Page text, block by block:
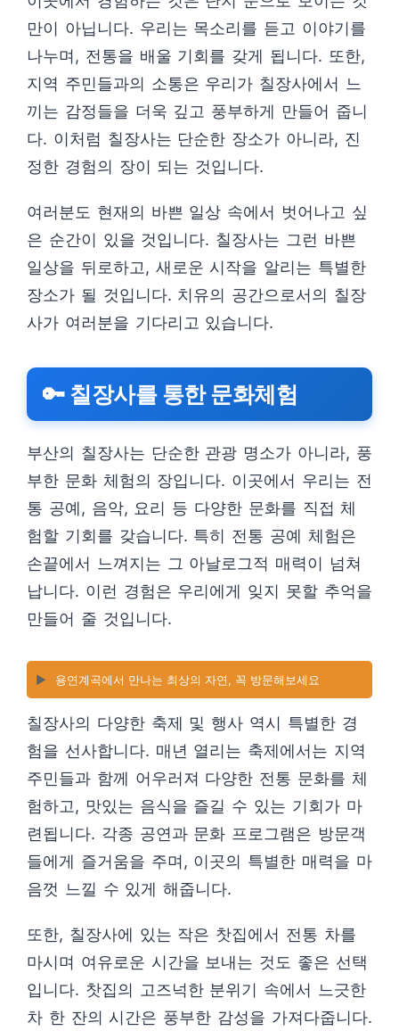
만이 아닙니다. 우리는 목소리를 듣고 이야기를
나누며, 전통을 배울 기회를 갖게 됩니다. 또한,
지역 주민들과의 소통은 우리가 칠장사에서 느
끼는 감정들을 더욱 깊고 풍부하게 만들어 줍니
다. 이처럼 칠장사는 단순한 장소가 아니라, 진
정한 경험의 장이 되는 것입니다.
여러분도 현재의 바쁜 일상 속에서 벗어나고 싶
은 순간이 있을 것입니다. 칠장사는 그런 바쁜
일상을 뒤로하고, 새로운 시작을 알리는 특별한
장소가 될 것입니다. 치유의 공간으로서의 칠장
사가 여러분을 기다리고 있습니다.
🔑 칠장사를 통한 문화체험
부산의 칠장사는 단순한 관광 명소가 아니라, 풍
부한 문화 체험의 장입니다. 이곳에서 우리는 전
통 공예, 음악, 요리 등 다양한 문화를 직접 체
험할 기회를 갖습니다. 특히 전통 공예 체험은
손끝에서 느껴지는 그 아날로그적 매력이 넘쳐
납니다. 이런 경험은 우리에게 잊지 못할 추억을
만들어 줄 것입니다.
▶️ 용연계곡에서 만나는 최상의 자연, 꼭 방문해보세요
칠장사의 다양한 축제 및 행사 역시 특별한 경
험을 선사합니다. 매년 열리는 축제에서는 지역
주민들과 함께 어우러져 다양한 전통 문화를 체
험하고, 맛있는 음식을 즐길 수 있는 기회가 마
련됩니다. 각종 공연과 문화 프로그램은 방문객
들에게 즐거움을 주며, 이곳의 특별한 매력을 마
음껏 느낄 수 있게 해줍니다.
또한, 칠장사에 있는 작은 찻집에서 전통 차를
마시며 여유로운 시간을 보내는 것도 좋은 선택
입니다. 찻집의 고즈넉한 분위기 속에서 느긋한
차 한 잔의 시간은 풍부한 감성을 가져다줍니다.